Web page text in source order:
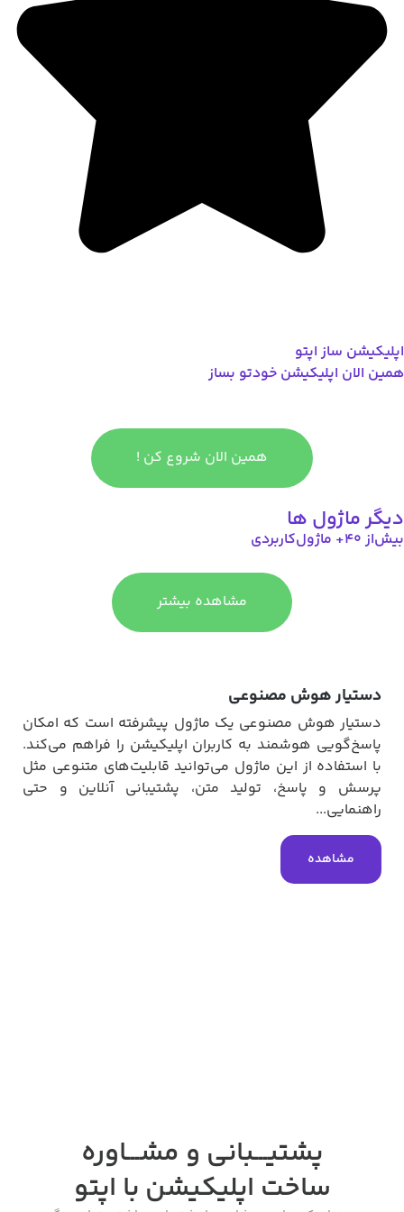
اپلیکیشن ساز اپتو
همین الان اپلیکیشن خودتو بساز
همین الان شروع کن !
دیگر ماژول ها
بیش‌از ۴۰+ ماژول‌کاربردی
مشاهده بیشتر
دستیار هوش مصنوعی
دستیار هوش مصنوعی یک ماژول پیشرفته است که امکان
پاسخ‌گویی هوشمند به کاربران اپلیکیشن را فراهم می‌کند.
با استفاده از این ماژول می‌توانید قابلیت‌های متنوعی مثل
پرسش و پاسخ، تولید متن، پشتیبانی آنلاین و حتی
راهنمایی...
مشاهده
پشتیـــبانی و مشـــاوره
ساخت اپلیکیشن با اپتو